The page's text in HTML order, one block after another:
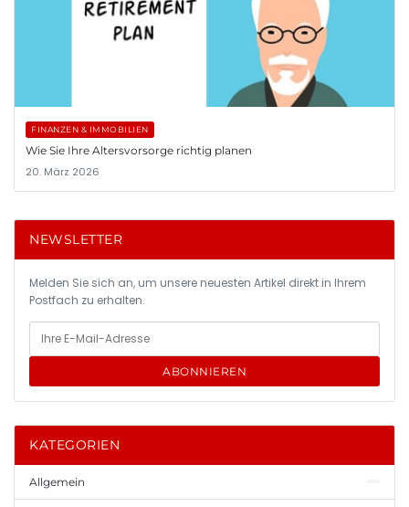
FINANZEN & IMMOBILIEN
Wie Sie Ihre Altersvorsorge richtig planen
20. März 2026
NEWSLETTER
Melden Sie sich an, um unsere neuesten Artikel direkt in Ihrem
Postfach zu erhalten.
ABONNIEREN
KATEGORIEN
Allgemein